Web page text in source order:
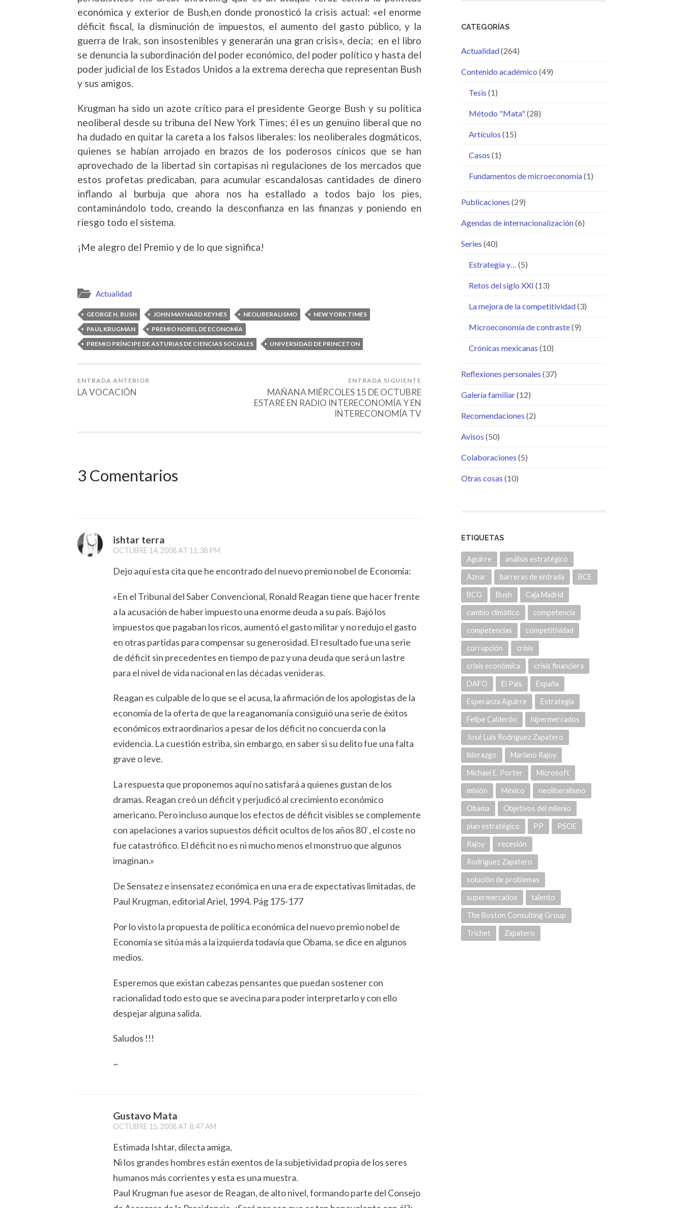
económica y exterior de Bush,en donde pronosticó la crisis actual: «el enorme
déficit fiscal, la disminución de impuestos, el aumento del gasto público, y la
guerra de Irak, son insostenibles y generarán una gran crisis», decía; en el libro
se denuncia la subordinación del poder económico, del poder político y hasta del
poder judicial de los Estados Unidos a la extrema derecha que representan Bush
y sus amigos.
Krugman ha sido un azote crítico para el presidente George Bush y su política
neoliberal desde su tribuna del New York Times; él es un genuino liberal que no
ha dudado en quitar la careta a los falsos liberales: los neoliberales dogmáticos,
quienes se habían arrojado en brazos de los poderosos cínicos que se han
aprovechado de la libertad sin cortapisas ni regulaciones de los mercados que
estos profetas predicaban, para acumular escandalosas cantidades de dinero
inflando al burbuja que ahora nos ha estallado a todos bajo los pies,
contaminándolo todo, creando la desconfianza en las finanzas y poniendo en
riesgo todo el sistema.
¡Me alegro del Premio y de lo que significa!
Actualidad
GEORGE H. BUSH JOHN MAYNARD KEYNES NEOLIBERALISMO
NEW YORK TIMES
PAUL KRUGMAN
PREMIO NOBEL DE ECONOMÍA
PREMIO PRÍNCIPE DE ASTURIAS DE CIENCIAS SOCIALES
UNIVERSIDAD DE PRINCETON
ENTRADA ANTERIOR
LA VOCACIÓN
ENTRADA SIGUIENTE
MAÑANA MIÉRCOLES 15 DE OCTUBRE
ESTARÉ EN RADIO INTERECONOMÍA Y EN
INTERECONOMÍA TV
3 Comentarios
ishtar terra
OCTUBRE 14, 2008 AT 11:38 PM
Dejo aquí esta cita que he encontrado del nuevo premio nobel de Economía:
«En el Tribunal del Saber Convencional, Ronald Reagan tiene que hacer frente
a la acusación de haber impuesto una enorme deuda a su país. Bajó los
impuestos que pagaban los ricos, aumentó el gasto militar y no redujo el gasto
en otras partidas para compensar su generosidad. El resultado fue una serie
de déficit sin precedentes en tiempo de paz y una deuda que será un lastre
para el nivel de vida nacional en las décadas venideras.
Reagan es culpable de lo que se el acusa, la afirmación de los apologistas de la
economía de la oferta de que la reaganomanía consiguió una serie de éxitos
económicos extraordinarios a pesar de los déficit no concuerda con la
evidencia. La cuestión estriba, sin embargo, en saber si su delito fue una falta
grave o leve.
La respuesta que proponemos aquí no satisfará a quienes gustan de los
dramas. Reagan creó un déficit y perjudicó al crecimiento económico
americano. Pero incluso aunque los efectos de déficit visibles se complemente
con apelaciones a varios supuestos déficit ocultos de los años 80`, el coste no
fue catastrófico. El déficit no es ni mucho menos el monstruo que algunos
imaginan.»
De Sensatez e insensatez económica en una era de expectativas limitadas, de
Paul Krugman, editorial Ariel, 1994. Pág 175-177
Por lo visto la propuesta de política económica del nuevo premio nobel de
Economía se sitúa más a la izquierda todavía que Obama, se dice en algunos
medios.
Esperemos que existan cabezas pensantes que puedan sostener con
racionalidad todo esto que se avecina para poder interpretarlo y con ello
despejar alguna salida.
Saludos !!!
~
Gustavo Mata
OCTUBRE 15, 2008 AT 8:47 AM
Estimada Ishtar, dilecta amiga,
Ni los grandes hombres están exentos de la subjetividad propia de los seres
humanos más corrientes y esta es una muestra.
Paul Krugman fue asesor de Reagan, de alto nivel, formando parte del Consejo
CATEGORÍAS
Actualidad(264)
Contenido académico (49)
Tesis (1)
Método "Mata"(28)
Artículos (15)
Casos (1)
Fundamentos de microeconomía(1)
Publicaciones (29)
Agendas de internacionalización(6)
Series (40)
Estrategia y… (5)
Retos del siglo XXI (13)
La mejora de la competitividad(3)
Microeconomía de contraste(9)
Crónicas mexicanas (10)
Reflexiones personales (37)
Galería familiar(12)
Recomendaciones (2)
Avisos (50)
Colaboraciones (5)
Otras cosas (10)
ETIQUETAS
Aguirre análisis estratégico
Aznar barreras de entrada BCE
BCG Bush Caja Madrid
cambio climático competencia
competencias competitividad
corrupción crisis
crisis económica crisis financiera
DAFO El País España
Esperanza Aguirre Estrategia
Felipe Calderón hipermercados
José Luis Rodríguez Zapatero
liderazgo Mariano Rajoy
Michael E. Porter Microsoft
misión México neoliberalismo
Obama Objetivos del milenio
plan estratégico PP PSOE
Rajoy recesión
Rodríguez Zapatero
solución de problemas
supermercados talento
The Boston Consulting Group
Trichet Zapatero